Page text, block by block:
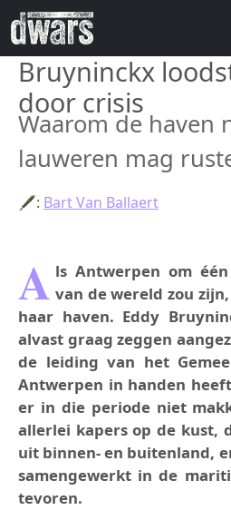
Skip to main content
Bruyninckx
door crisis
Waarom de haven
lauweren mag
🖋: Bart Van Ballaert
A ls Antwerpen om
van de wereld zou
haar haven. Eddy
alvast graag zeggen
de leiding van het
Antwerpen in handen
er in die periode niet
allerlei kapers op de kust,
uit binnen- en buitenland,
samengewerkt in de
tevoren.